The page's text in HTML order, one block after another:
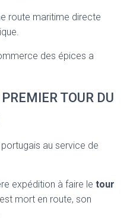
route maritime directe
des épices a
TOUR DU
au service de
expédition à faire letour
mort en route, son